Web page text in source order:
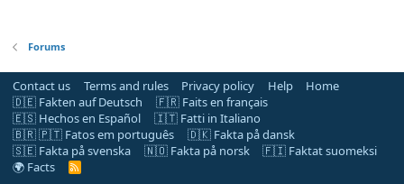
Forums
Contact us Terms and rules Privacy policy Help
Home
🇩🇪 Fakten auf Deutsch
🇫🇷 Faits en français
🇪🇸 Hechos en Español
🇮🇹 Fatti in Italiano
🇧🇷 🇵🇹 Fatos em português
🇩🇰 Fakta på dansk
🇸🇪 Fakta på svenska
🇳🇴 Fakta på norsk
🇫🇮 Faktat suomeksi
🌍 Facts
R